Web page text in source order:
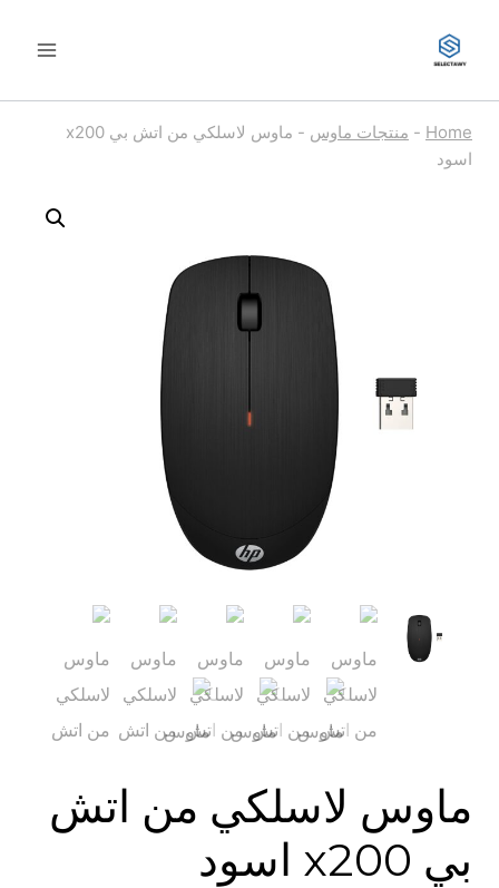
Home
- منتجات ماوس -
ماوس لاسلكي من اتش بي x200
اسود
ماوس لاسلكي من اتش
بي x200 اسود